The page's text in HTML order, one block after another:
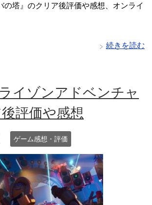
の塔』のクリア後評価や感想、オンライ
続きを読む
イゾンアドベンチャ
評価や感想
ゲーム感想・評価